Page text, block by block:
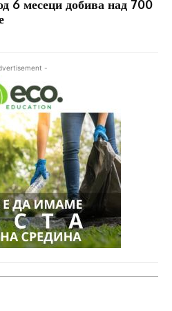
6 месеци добива над 700
-